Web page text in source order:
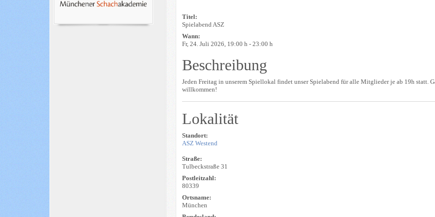
Titel:
Spielabend ASZ
Wann:
Fr, 24. Juli 2026 , 19:00 h -23:00 h
Beschreibung
Jeden Freitag in unserem Spiellokal findet unser Spielabend für alle Mitglieder je ab 19h statt.
willkommen!
Lokalität
Standort:
ASZ Westend
Straße:
Tulbeckstraße 31
Postleitzahl:
80339
Ortsname:
München